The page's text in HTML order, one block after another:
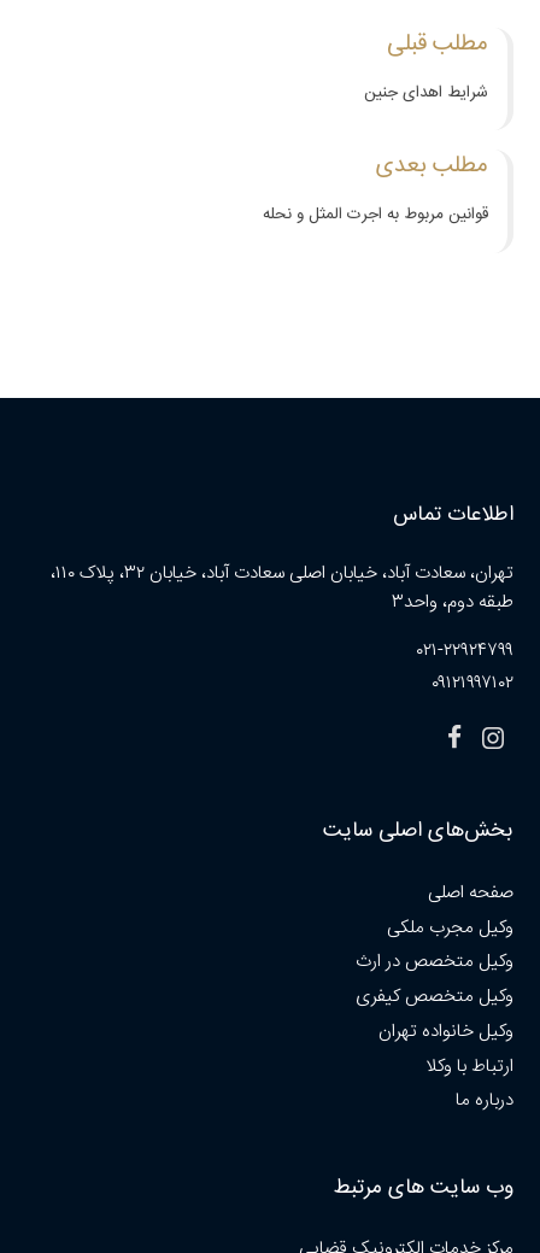
مطلب قبلی
شرایط اهدای جنین
مطلب بعدی
قوانین مربوط به اجرت المثل و نحله
اطلاعات تماس
تهران، سعادت آباد، خیابان اصلی سعادت آباد، خیابان ۳۲، پلاک ۱۱۰،
طبقه دوم، واحد۳
۰۲۱-۲۲۹۲۴۷۹۹
۰۹۱۲۱۹۹۷۱۰۲
بخش‌های اصلی سایت
صفحه اصلی
وکیل مجرب ملکی
وکیل متخصص در ارث
وکیل متخصص کیفری
وکیل خانواده تهران
ارتباط با وکلا
درباره ما
وب سایت های مرتبط